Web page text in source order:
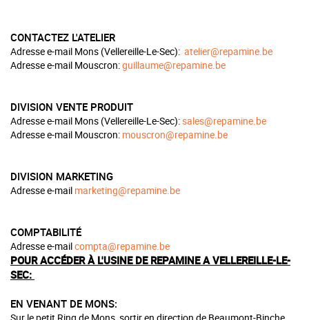
CONTACTEZ L'ATELIER
Adresse e-mail Mons (Vellereille-Le-Sec): atelier@repamine.be
Adresse e-mail Mouscron:guillaume@repamine.be
DIVISION VENTE PRODUIT
Adresse e-mail Mons (Vellereille-Le-Sec):sales@repamine.be
Adresse e-mail Mouscron: mouscron@repamine.be
DIVISION MARKETING
Adresse e-mail marketing@repamine.be
COMPTABILITÉ
Adresse e-mailcompta@repamine.be
POUR ACCÉDER À L'USINE DE REPAMINE A VELLEREILLE-LE-
SEC:
EN VENANT DE MONS: